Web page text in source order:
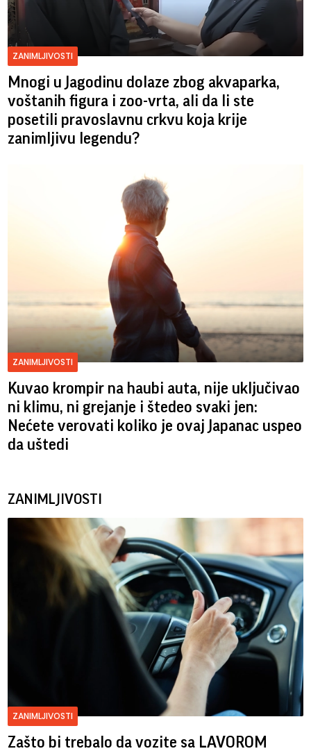
ZANIMLJIVOSTI
Mnogi u Jagodinu dolaze zbog akvaparka,
voštanih figura i zoo-vrta, ali da li ste
posetili pravoslavnu crkvu koja krije
zanimljivu legendu?
ZANIMLJIVOSTI
Kuvao krompir na haubi auta, nije uključivao
ni klimu, ni grejanje i štedeo svaki jen:
Nećete verovati koliko je ovaj Japanac uspeo
da uštedi
ZANIMLJIVOSTI
ZANIMLJIVOSTI
Zašto bi trebalo da vozite sa LAVOROM